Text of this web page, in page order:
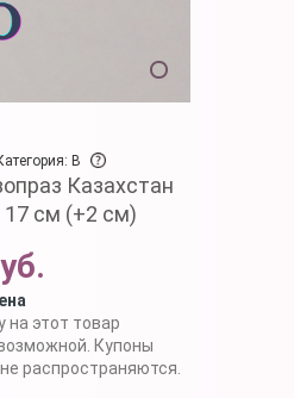
B
Казахстан
17 см (+2 см)
на этот товар
Купоны
распространяются.